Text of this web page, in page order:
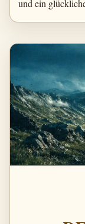
und ein